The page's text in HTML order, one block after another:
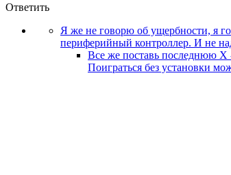
Ответить
Я же не говорю об ущербности, я
периферийный контроллер. И не
Все же поставь последнюю Х
Поиграться без установки